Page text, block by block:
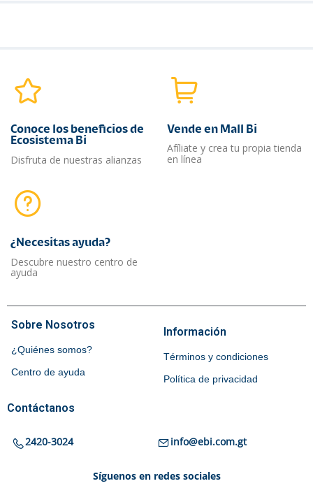
Conoce los beneficios de
Ecosistema Bi
Disfruta de nuestras alianzas
Vende en Mall Bi
Afíliate y crea tu propia tienda
en línea
¿Necesitas ayuda?​
Descubre nuestro centro de
ayuda
Sobre Nosotros
¿Quiénes somos?
Centro de ayuda
Información
Términos y condiciones
Política de privacidad
Contáctanos
2420-3024 info@ebi.com.gt
Síguenos en redes sociales